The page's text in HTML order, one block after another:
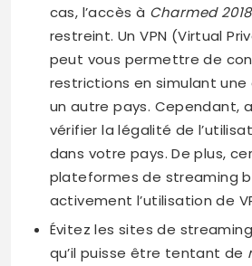
cas, l’accès à Charmed 2018
restreint. Un VPN (Virtual
peut vous permettre de
restrictions en simulant une
un autre pays. Cependant,
vérifier la légalité de
dans votre pays. De plus,
plateformes de streaming
activement l’utilisation de
Évitez les sites de
qu’il puisse être tentant de